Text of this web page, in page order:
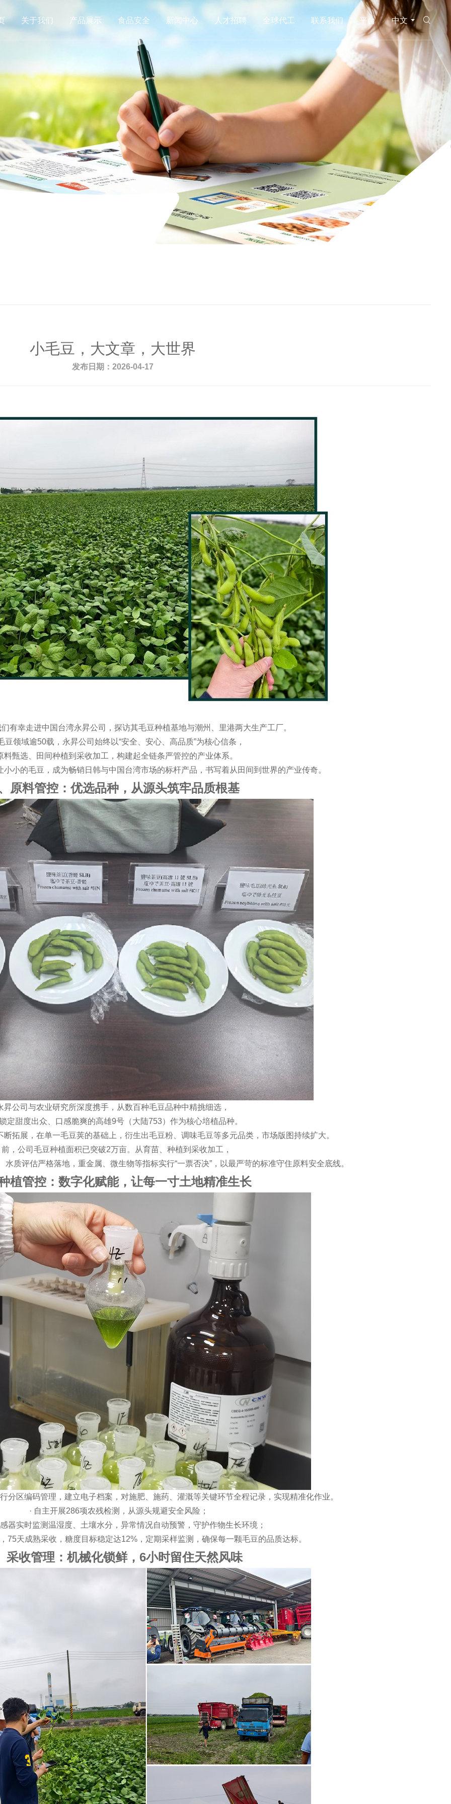
关于我们 产品展示 食品安全 新闻中心 人才招聘 全球代工 联系我们 平台 中文
小毛豆，大文章，大世界
发布日期：2026-04-17
有幸走进中国台湾永昇公司，探访其毛豆种植基地与潮州、里港两大生产工厂。
豆领域逾50载， 永昇公司始终以“安全、安心、高品质”为核心信条，
料甄选、田间种植到采收加工，构建起全链条严管控的产业体系。
小的毛豆，成为畅销日韩与中国台湾市场的标杆产品，书写着从田间到世界的产业传奇。
原料管控：优选品种，从源头筑牢品质根基
昇公司与农业研究所深度携手，从数百种毛豆品种中精挑细选，
定甜度出众、口感脆爽的高雄9号（大陆753）作为核心培植品种。
拓展，在单一毛豆荚的基础上，衍生出毛豆粉、调味毛豆等多元品类，市场版图持续扩大。
前，公司毛豆种植面积已突破2万亩。从育苗、种植到采收加工，
水质评估严格落地，重金属、微生物等指标实行“一票否决”，以最严苛的标准守住原料安全底线。
植管控：数字化赋能，让每一寸土地精准生长
分区编码管理，建立电子档案，对施肥、施药、灌溉等关键环节全程记录，实现精准化作业。
· 自主开展286项农残检测，从源头规避安全风险；
器实时监测温湿度、土壤水分，异常情况自动预警，守护作物生长环境；
75天成熟采收，糖度目标稳定达12% ，定期采样监测，确保每一颗毛豆的品质达标。
采收管理：机械化锁鲜， 6小时留住天然风味